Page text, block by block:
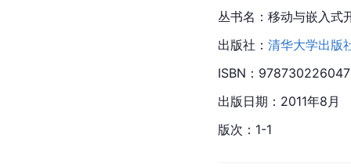
丛书名：移动与嵌入式
出版社： 清华大学出版
ISBN：
出版日期：2011年8月
版次：1-1